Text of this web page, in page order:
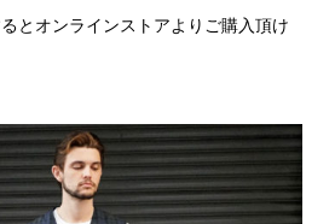
とオンラインストアよりご購入頂け